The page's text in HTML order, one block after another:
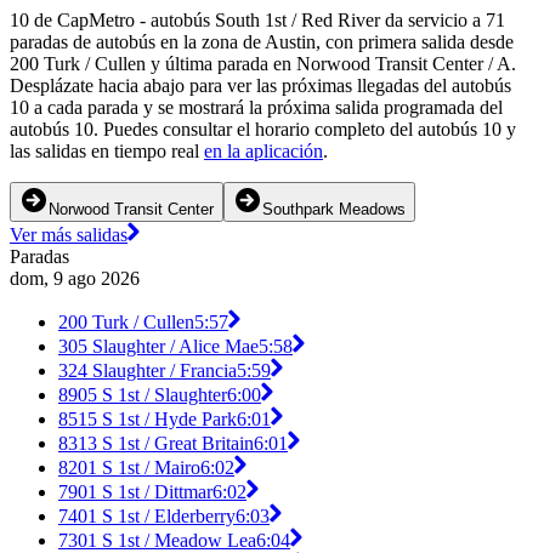
10 de CapMetro - autobús South 1st / Red River da servicio a 71
paradas de autobús en la zona de Austin, con primera salida desde
200 Turk / Cullen y última parada en Norwood Transit Center / A.
Desplázate hacia abajo para ver las próximas llegadas del autobús
10 a cada parada y se mostrará la próxima salida programada del
autobús 10. Puedes consultar el horario completo del autobús 10 y
las salidas en tiempo real en la aplicación.
Norwood Transit Center Southpark Meadows
Ver más salidas
Paradas
dom, 9 ago 2026
200 Turk / Cullen5:57
305 Slaughter / Alice Mae5:58
324 Slaughter / Francia5:59
8905 S 1st / Slaughter6:00
8515 S 1st / Hyde Park6:01
8313 S 1st / Great Britain6:01
8201 S 1st / Mairo6:02
7901 S 1st / Dittmar6:02
7401 S 1st / Elderberry6:03
7301 S 1st / Meadow Lea6:04